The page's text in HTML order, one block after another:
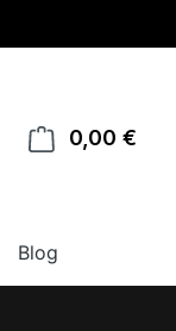
0,00 €
Blog